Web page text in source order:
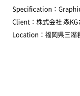
Specification：
Client：株式会社 森KG
Location：福岡県三潴